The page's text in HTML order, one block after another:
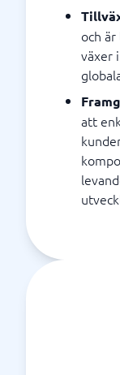
och
växer
att